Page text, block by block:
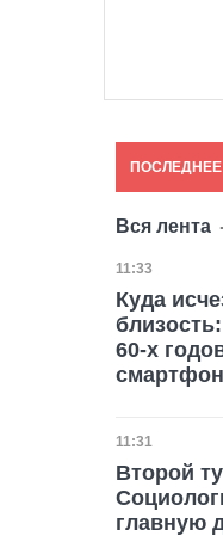
ПОСЛЕДНЕЕ
Вся лента
Дата
11:33
Куда
60-х
Дата
11:31
Второй
главную